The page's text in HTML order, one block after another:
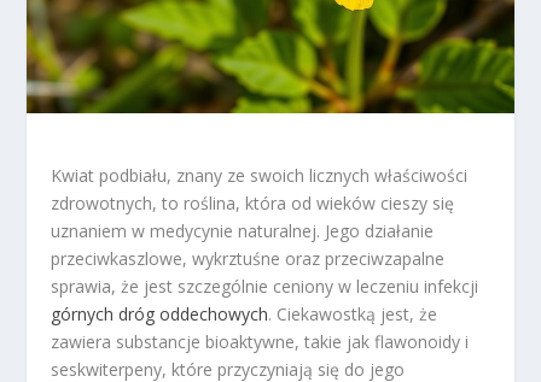
Kwiat podbiału, znany ze swoich licznych właściwości
zdrowotnych, to roślina, która od wieków cieszy się
uznaniem w medycynie naturalnej. Jego działanie
przeciwkaszlowe, wykrztuśne oraz przeciwzapalne
sprawia, że jest szczególnie ceniony w leczeniu infekcji
górnych dróg oddechowych. Ciekawostką jest, że
zawiera substancje bioaktywne, takie jak flawonoidy i
seskwiterpeny, które przyczyniają się do jego